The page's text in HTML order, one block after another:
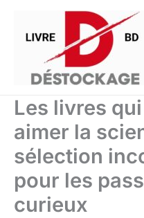
contenu
Les livres
aimer la
sélection
pour les
curieux